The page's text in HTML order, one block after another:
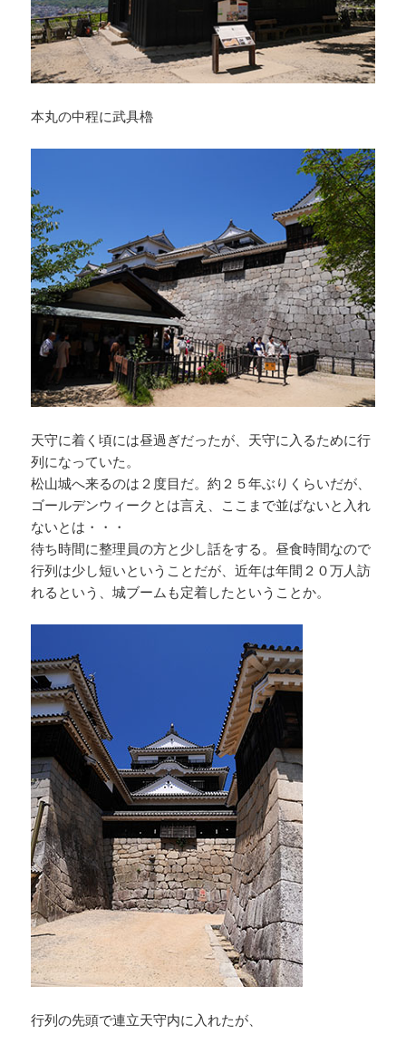
本丸の中程に武具櫓
天守に着く頃には昼過ぎだったが、天守に入るために行
列になっていた。
松山城へ来るのは２度目だ。約２５年ぶりくらいだが、
ゴールデンウィークとは言え、ここまで並ばないと入れ
ないとは・・・
待ち時間に整理員の方と少し話をする。昼食時間なので
行列は少し短いということだが、近年は年間２０万人訪
れるという、城ブームも定着したということか。
行列の先頭で連立天守内に入れたが、